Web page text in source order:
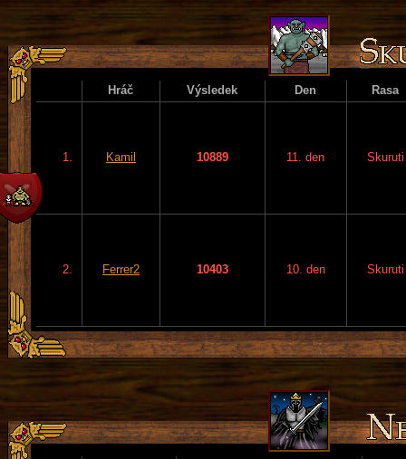
Hráč Výsledek Den Rasa
1. Kamil 10889 11. den Skuruti
2. Ferrer2 10403 10. den Skuruti